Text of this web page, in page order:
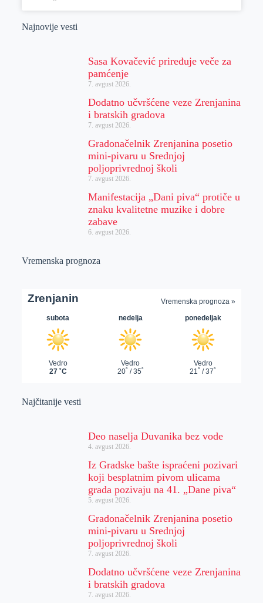
Najnovije vesti
Sasa Kovačević priređuje veče za
pamćenje
7. avgust 2026.
Dodatno učvršćene veze Zrenjanina
i bratskih gradova
7. avgust 2026.
Gradonačelnik Zrenjanina posetio
mini-pivaru u Srednjoj
poljoprivrednoj školi
7. avgust 2026.
Manifestacija „Dani piva“ protiče u
znaku kvalitetne muzike i dobre
zabave
6. avgust 2026.
Vremenska prognoza
Najčitanije vesti
Deo naselja Duvanika bez vode
4. avgust 2026.
Iz Gradske bašte ispraćeni pozivari
koji besplatnim pivom ulicama
grada pozivaju na 41. „Dane piva“
5. avgust 2026.
Gradonačelnik Zrenjanina posetio
mini-pivaru u Srednjoj
poljoprivrednoj školi
7. avgust 2026.
Dodatno učvršćene veze Zrenjanina
i bratskih gradova
7. avgust 2026.